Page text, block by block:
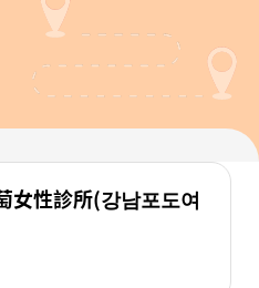
女性診所(강남포도여